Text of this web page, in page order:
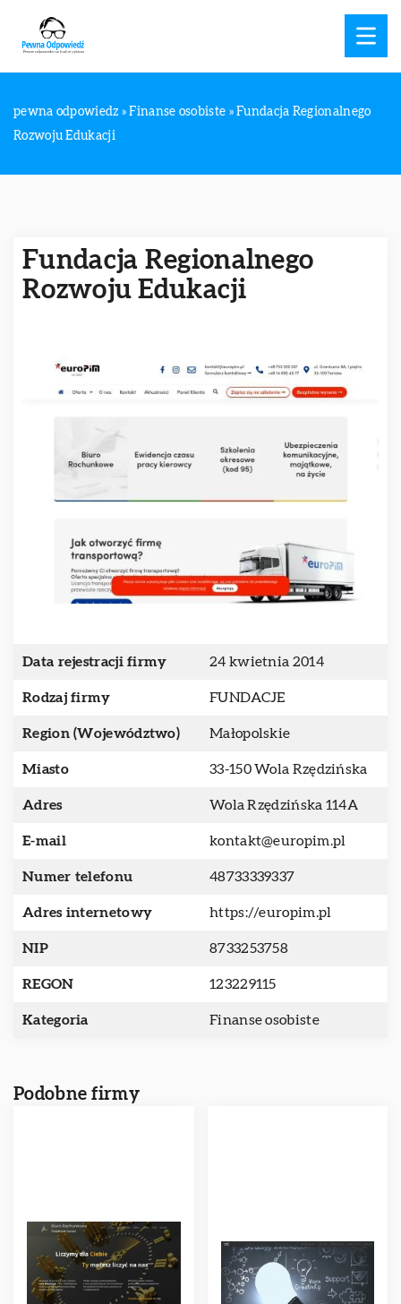
pewna odpowiedz »Finanse osobiste »Fundacja Regionalnego
Rozwoju Edukacji
Fundacja Regionalnego
Rozwoju Edukacji
Data rejestracji firmy 24 kwietnia 2014
Rodzaj firmy FUNDACJE
Region (Województwo) Małopolskie
Miasto 33-150 Wola Rzędzińska
Adres Wola Rzędzińska 114A
E-mail kontakt@europim.pl
Numer telefonu 48733339337
Adres internetowy https://europim.pl
NIP 8733253758
REGON 123229115
Kategoria Finanse osobiste
Podobne firmy